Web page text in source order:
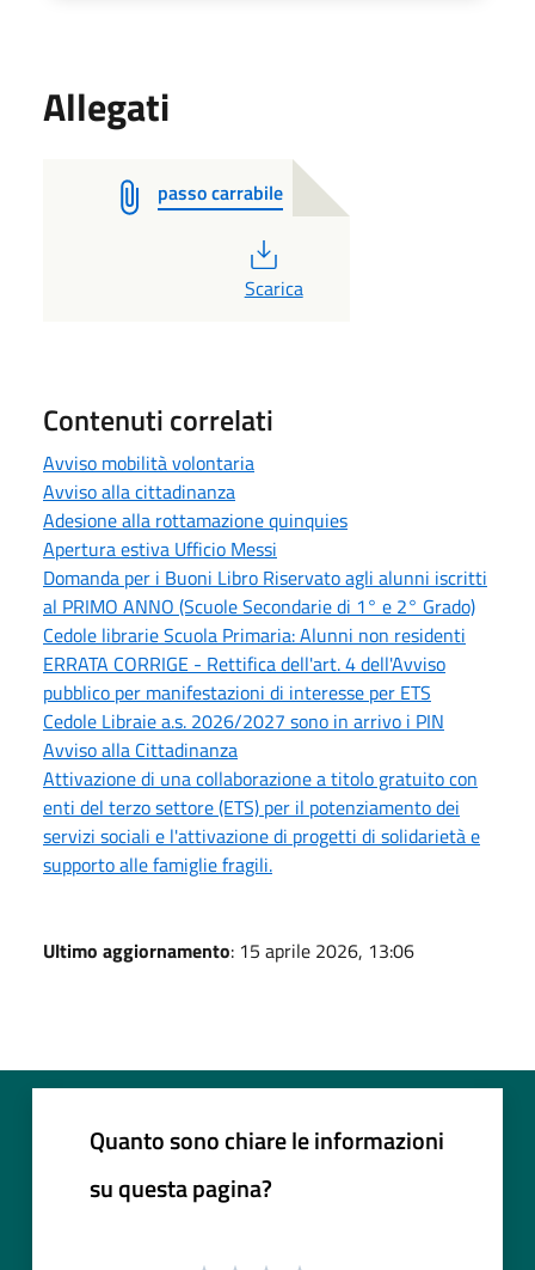
Allegati
passo carrabile
PDF
Scarica
Contenuti correlati
Avviso mobilità volontaria
Avviso alla cittadinanza
Adesione alla rottamazione quinquies
Apertura estiva Ufficio Messi
Domanda per i Buoni Libro Riservato agli alunni iscritti
al PRIMO ANNO (Scuole Secondarie di 1° e 2° Grado)
Cedole librarie Scuola Primaria: Alunni non residenti
ERRATA CORRIGE - Rettifica dell'art. 4 dell'Avviso
pubblico per manifestazioni di interesse per ETS
Cedole Libraie a.s. 2026/2027 sono in arrivo i PIN
Avviso alla Cittadinanza
Attivazione di una collaborazione a titolo gratuito con
enti del terzo settore (ETS) per il potenziamento dei
servizi sociali e l'attivazione di progetti di solidarietà e
supporto alle famiglie fragili.
Ultimo aggiornamento: 15 aprile 2026, 13:06
Quanto sono chiare le informazioni
su questa pagina?